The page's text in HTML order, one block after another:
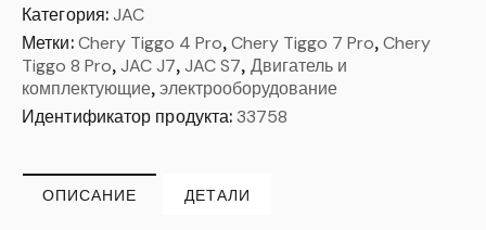
Категория:JAC
Метки: Chery Tiggo 4 Pro, Chery Tiggo 7 Pro,Chery
Tiggo 8 Pro,JAC J7,JAC S7, Двигатель и
комплектующие,электрооборудование
Идентификатор продукта:33758
ОПИСАНИЕ ДЕТАЛИ